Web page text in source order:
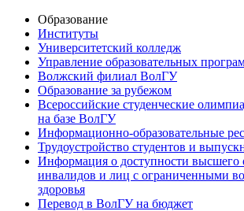
Образование
Институты
Университетский колледж
Управление образовательных
Волжский филиал ВолГУ
Образование за рубежом
Всероссийские студенческие
на базе ВолГУ
Информационно-образовательные
Трудоустройство студентов и
Информация о доступности высшего
инвалидов и лиц с ограниченными
здоровья
Перевод в ВолГУ на бюджет